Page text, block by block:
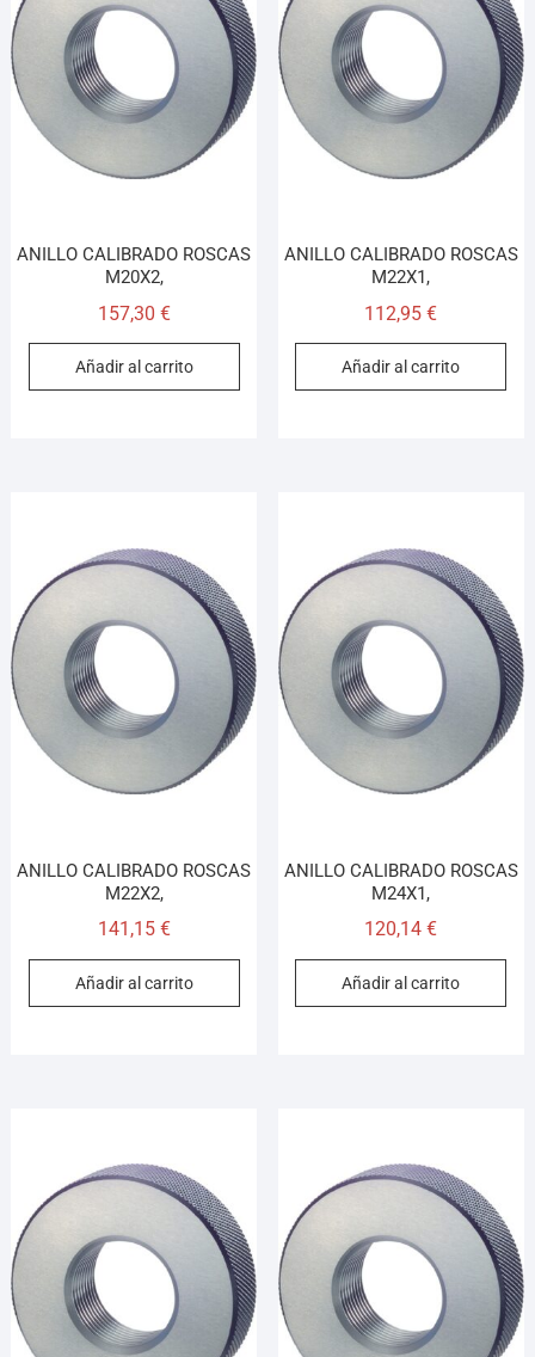
ANILLO CALIBRADO ROSCAS
M20X2,
157,30 €
Añadir al carrito
ANILLO CALIBRADO ROSCAS
M22X1,
112,95€
Añadir al carrito
ANILLO CALIBRADO ROSCAS
M22X2,
141,15 €
Añadir al carrito
ANILLO CALIBRADO ROSCAS
M24X1,
120,14€
Añadir al carrito